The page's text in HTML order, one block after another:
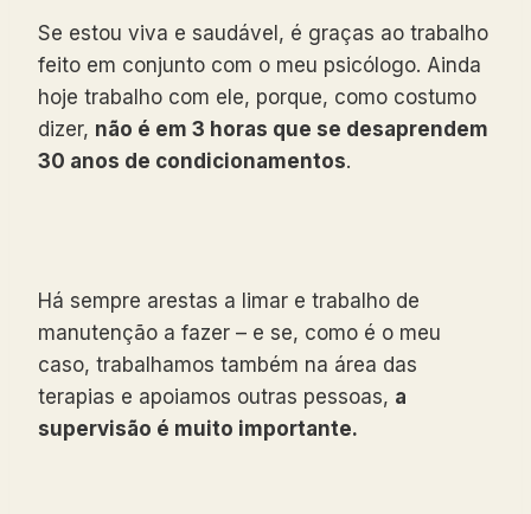
Se estou viva e saudável, é graças ao trabalho
feito em conjunto com o meu psicólogo. Ainda
hoje trabalho com ele, porque, como costumo
dizer, não é em 3 horas que se desaprendem
30 anos de condicionamentos.
Há sempre arestas a limar e trabalho de
manutenção a fazer – e se, como é o meu
caso, trabalhamos também na área das
terapias e apoiamos outras pessoas, a
supervisão é muito importante.